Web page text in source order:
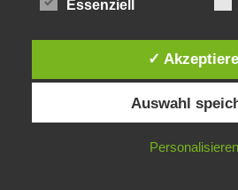
Diese Website verwendet Cookies. Durch
Website stimmst du der Verwendung von
IN ORDNUNG
Essenziell
✓
Auswahl
Personalisieren